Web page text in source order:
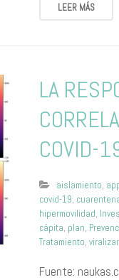
LEER MÁS
LA
COVID-
aislamiento,
covid-19,
hipermovilidad,
cápita, plan,
Tratamiento,viralizar
Fuente: